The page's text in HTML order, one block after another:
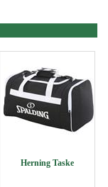
Herning Taske